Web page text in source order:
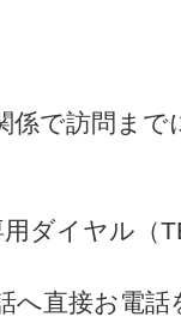
係で訪問まで
ダイヤル（
直接お電話